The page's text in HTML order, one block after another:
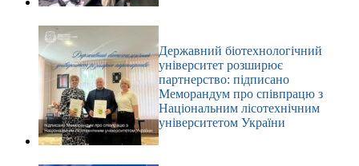
Державний біотехнологічний
університет розширює
партнерство: підписано
Меморандум про співпрацю з
Національним лісотехнічним
університетом України